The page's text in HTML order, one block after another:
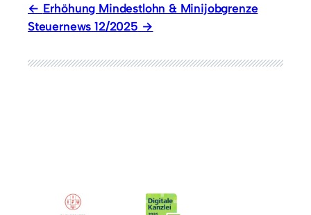
Erhöhung Mindestlohn & Minijobgrenze
Steuernews 12/2025